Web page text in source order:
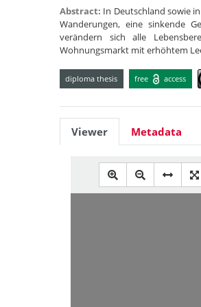
Abstract: In Deutschland sowie
Wanderungen, eine sinkende
verändern sich alle
Wohnungsmarkt mit erhöhtem
diploma thesis free access
Viewer Metadata